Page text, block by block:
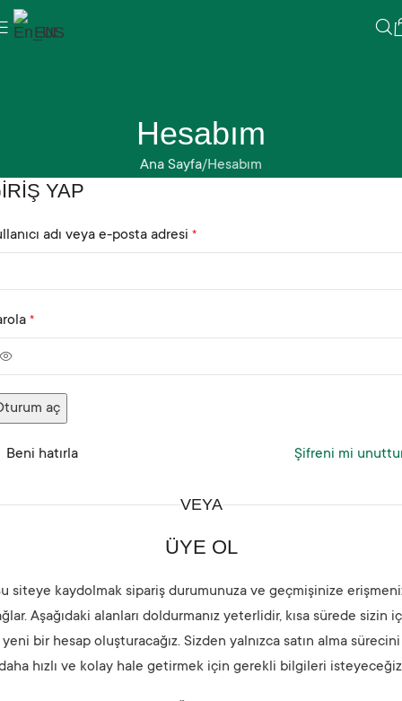
EN
Hesabım
Ana Sayfa Hesabım
YAP
adı veya e-posta adresi *
*
aç
Şifreni mi
Beni hatırla
VEYA
ÜYE OL
siteye kaydolmak sipariş durumunuza ve geçmişinize
Aşağıdaki alanları doldurmanız yeterlidir, kısa sürede sizin
yeni bir hesap oluşturacağız. Sizden yalnızca satın alma sürecini
hızlı ve kolay hale getirmek için gerekli bilgileri